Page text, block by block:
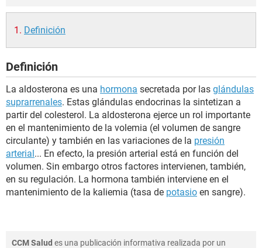
NUTRICIÓN
SEXUALIDAD
GLOSARIO
Definición
Definición
La aldosterona es una hormona secretada por las glándulas
suprarrenales. Estas glándulas endocrinas la sintetizan a
partir del colesterol. La aldosterona ejerce un rol importante
en el mantenimiento de la volemia (el volumen de sangre
circulante) y también en las variaciones de la presión
arterial... En efecto, la presión arterial está en función del
volumen. Sin embargo otros factores intervienen, también,
en su regulación. La hormona también interviene en el
mantenimiento de la kaliemia (tasa de potasio en sangre).
CCM Salud es una publicación informativa realizada por un